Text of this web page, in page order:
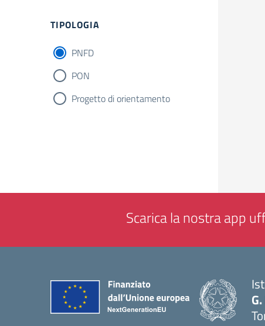
Filtri
TIPOLOGIA
PNFD
PON
Progetto di orientamento
Scarica la nostra app